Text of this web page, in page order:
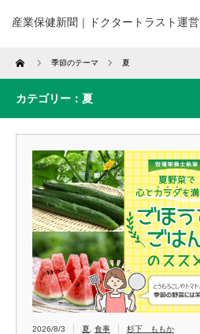
産業保健新聞｜ドクタートラスト運営
Home 季節のテーマ 夏
カテゴリー：夏
2026/8/3 夏 食事 杉下 ももか